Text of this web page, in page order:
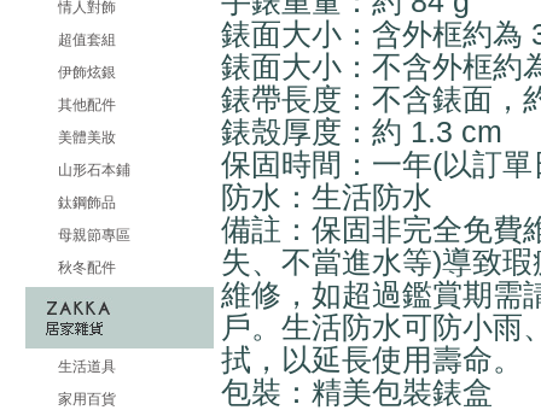
情人對飾
超值套組
伊飾炫銀
其他配件
美體美妝
山形石本鋪
鈦鋼飾品
母親節專區
秋冬配件
生活道具
家用百貨
錶面大小：含外框約為
錶面大小：不含外框約
錶帶長度：不含錶面，
錶殼厚度：約 1.3 cm
保固時間：一年(以訂
防水：生活防水
備註：保固非完全免費
失、不當進水等)導致
維修，如超過鑑賞期需
戶。生活防水可防小雨
拭，以延長使用壽命。
包裝：精美包裝錶盒